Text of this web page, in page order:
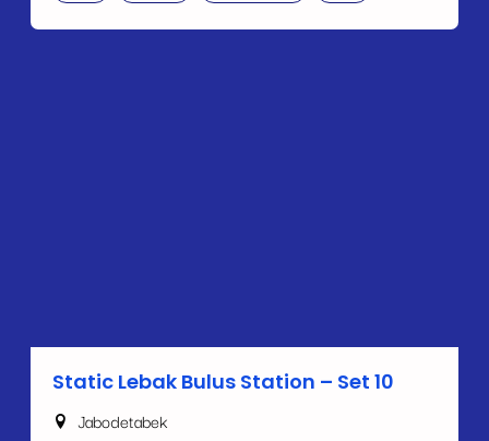
Static Lebak Bulus Station – Set 10
Jabodetabek